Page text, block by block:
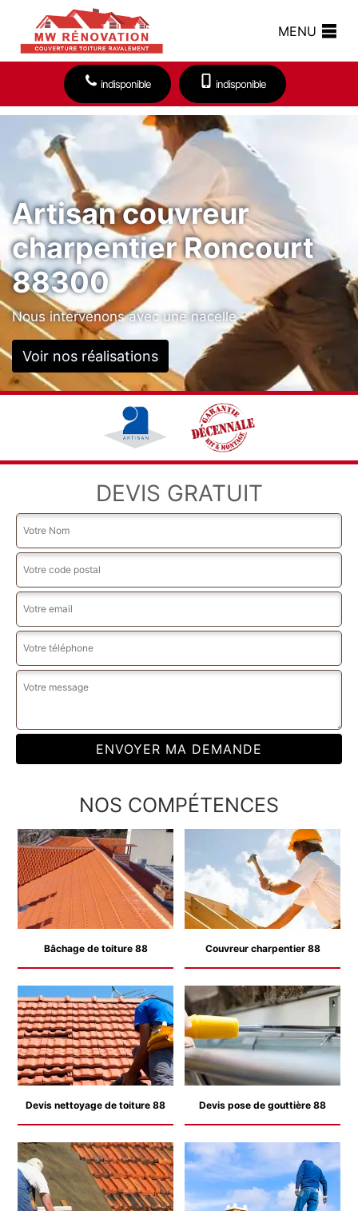
MENU
indisponible indisponible
Artisan couvreur
charpentier Roncourt
88300
Nous intervenons avec une nacelle
Voir nos réalisations
DEVIS GRATUIT
NOS COMPÉTENCES
Bâchage de toiture 88 Couvreur charpentier 88
Devis nettoyage de toiture 88 Devis pose de gouttière 88